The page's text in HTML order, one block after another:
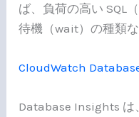
ば、負荷の高い SQL
待機（wait）の種類
CloudWatch
Database Insights は